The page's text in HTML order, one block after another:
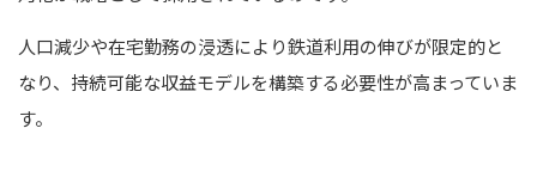
人口減少や在宅勤務の浸透により鉄道利用の伸びが限定的と
なり、持続可能な収益モデルを構築する必要性が高まっていま
す。